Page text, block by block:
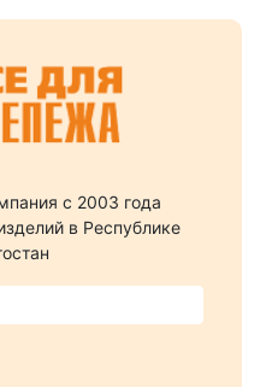
c 2003 года
в Республике